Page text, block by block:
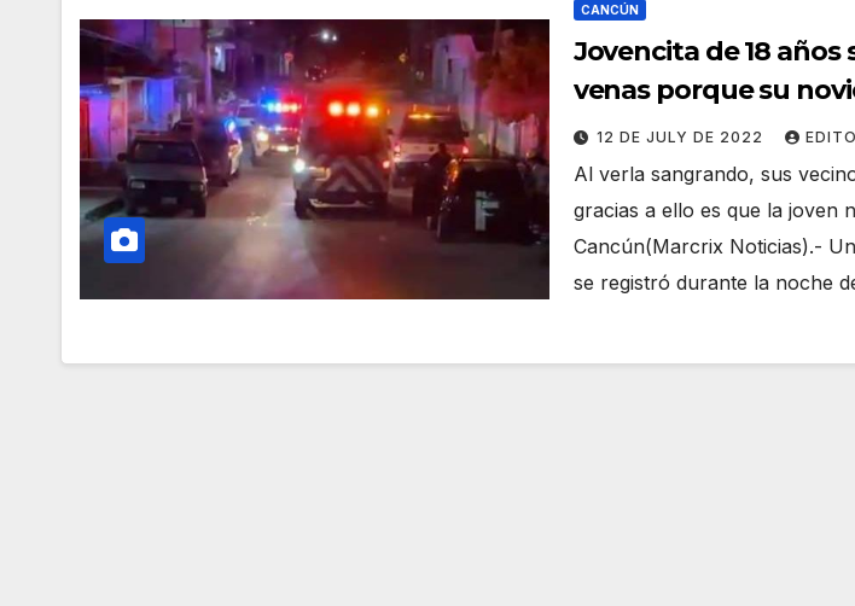
CANCÚN
Jovencita de 18 años
venas porque su
en la Región 236 de
12 DE JULY DE 2022
Al verla sangrando, sus
gracias a ello es que la joven
Cancún(Marcrix Noticias).-
se registró durante la noche